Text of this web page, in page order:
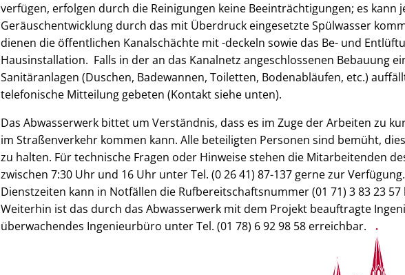
verfügen, erfolgen durch die Reinigungen keine Beeinträchtigungen; es kann
Geräuschentwicklung durch das mit Überdruck eingesetzte Spülwasser
dienen die öffentlichen Kanalschächte mit -deckeln sowie das Be- und
Hausinstallation. Falls in der an das Kanalnetz angeschlossenen Bebauung
Sanitäranlagen (Duschen, Badewannen, Toiletten, Bodenabläufen, etc.)
telefonische Mitteilung gebeten (Kontakt siehe unten).
Das Abwasserwerk bittet um Verständnis, dass es im Zuge der Arbeiten zu
im Straßenverkehr kommen kann. Alle beteiligten Personen sind bemüht,
zu halten. Für technische Fragen oder Hinweise stehen die Mitarbeitenden
zwischen 7:30 Uhr und 16 Uhr unter Tel. (0 26 41) 87-137 gerne zur
Dienstzeiten kann in Notfällen die Rufbereitschaftsnummer (01 71) 3 83 23
Weiterhin ist das durch das Abwasserwerk mit dem Projekt beauftragte
überwachendes Ingenieurbüro unter Tel. (01 78) 6 92 98 58 erreichbar.